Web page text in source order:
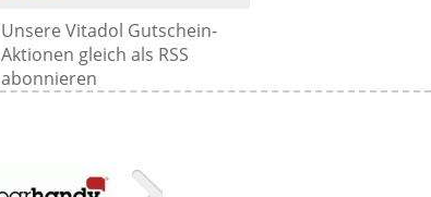
Unsere Vitadol Gutschein-
Aktionen gleich als RSS
abonnieren